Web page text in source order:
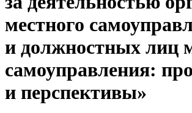
местного
и должностных лиц
самоуправления:
и перспективы»